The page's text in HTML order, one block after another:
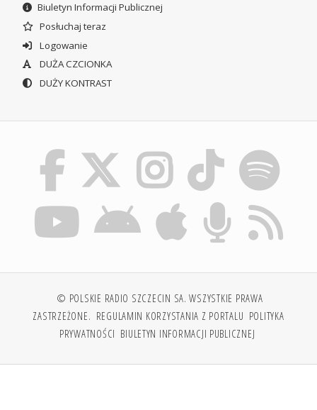
Biuletyn Informacji Publicznej
Posłuchaj teraz
Logowanie
DUŻA CZCIONKA
DUŻY KONTRAST
© POLSKIE RADIO SZCZECIN SA. WSZYSTKIE PRAWA
ZASTRZEŻONE. REGULAMIN KORZYSTANIA Z PORTALU POLITYKA
PRYWATNOŚCI BIULETYN INFORMACJI PUBLICZNEJ